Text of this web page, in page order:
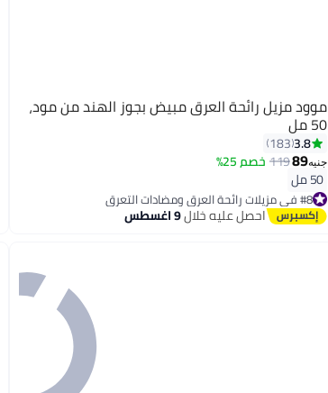
موود مزيل رائحة العرق مبيض بجوز الهند من مود،
50 مل
3.8
183
جنيه89
119خصم 25%
50 مل
#8 في مزيلات رائحة العرق ومضادات التعرق
توصيل مجاني
#8 في مزيلات رائحة العرق ومضادات التعرق
احصل عليه خلال9 اغسطس